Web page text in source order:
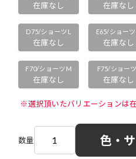
在庫なし 在庫なし
D75/ショーツL
在庫なし
E65/ショー
在庫なし
F70/ショーツM
在庫なし
F75/ショーツ
在庫なし
※選択頂いたバリエーションは
数量 色・